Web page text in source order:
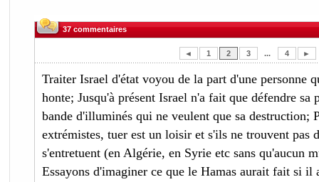
37 commentaires
◄ 1 2 3 ... 4 ►
Traiter Israel d'état voyou de la part d'une personne
honte; Jusqu'à présent Israel n'a fait que défendre sa
bande d'illuminés qui ne veulent que sa destruction;
extrémistes, tuer est un loisir et s'ils ne trouvent pas
s'entretuent (en Algérie, en Syrie etc sans qu'aucun
Essayons d'imaginer ce que le Hamas aurait fait si il